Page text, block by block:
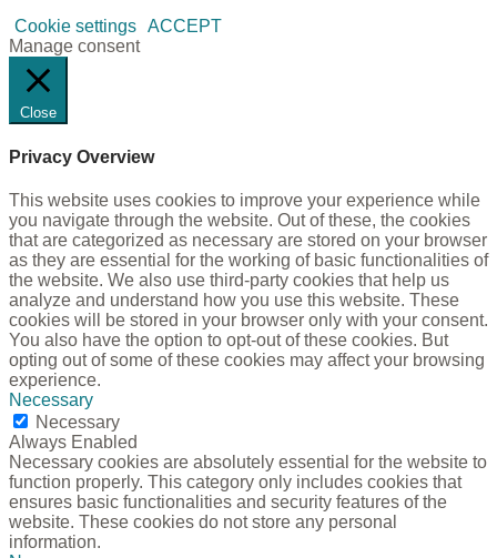
Cookie settings ACCEPT
Manage consent
Close
Privacy Overview
This website uses cookies to improve your experience while
you navigate through the website. Out of these, the cookies
that are categorized as necessary are stored on your browser
as they are essential for the working of basic functionalities of
the website. We also use third-party cookies that help us
analyze and understand how you use this website. These
cookies will be stored in your browser only with your consent.
You also have the option to opt-out of these cookies. But
opting out of some of these cookies may affect your browsing
experience.
Necessary
Necessary
Always Enabled
Necessary cookies are absolutely essential for the website to
function properly. This category only includes cookies that
ensures basic functionalities and security features of the
website. These cookies do not store any personal
information.